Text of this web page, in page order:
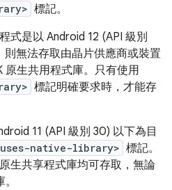
標記。
式是以 Android 12 (API 級別
則無法存取由晶片供應商或裝置
原生共用程式庫。只有使用
標記明確要求時，才能存
11 (API 級別 30) 以下為目
native-library> 標記。
生共享程式庫均可存取，無論